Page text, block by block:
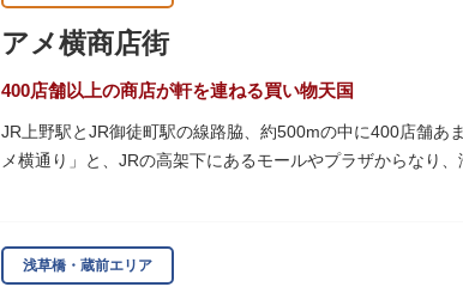
アメ横商店街
400店舗以上の商店が軒を連ねる買い物天国
JR上野駅とJR御徒町駅の線路脇、約500mの中に400店舗あ
メ横通り」と、JRの高架下にあるモールやプラザからなり
アメ横のはじまりは、物資が底をついた第二次世界大戦後
浅草橋・蔵前エリア